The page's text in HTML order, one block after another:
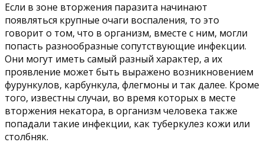
Если в зоне вторжения паразита начинают
появляться крупные очаги воспаления, то это
говорит о том, что в организм, вместе с ним, могли
попасть разнообразные сопутствующие инфекции.
Они могут иметь самый разный характер, а их
проявление может быть выражено возникновением
фурункулов, карбункула, флегмоны и так далее. Кроме
того, известны случаи, во время которых в месте
вторжения некатора, в организм человека также
попадали такие инфекции, как туберкулез кожи или
столбняк.